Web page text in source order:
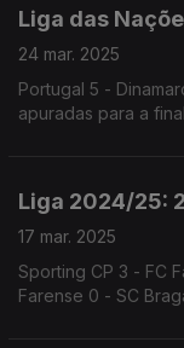
Liga das
24 mar. 2025
Portugal 5 -
apuradas para a
Liga 2024/25:
17 mar. 2025
Sporting CP 3 - FC
Farense 0 - SC